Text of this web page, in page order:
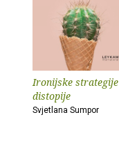
Ironijske strategije
distopije
Svjetlana Sumpor